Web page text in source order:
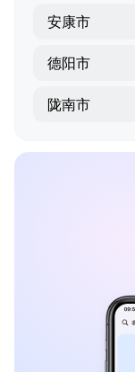
安康市
德阳市
陇南市